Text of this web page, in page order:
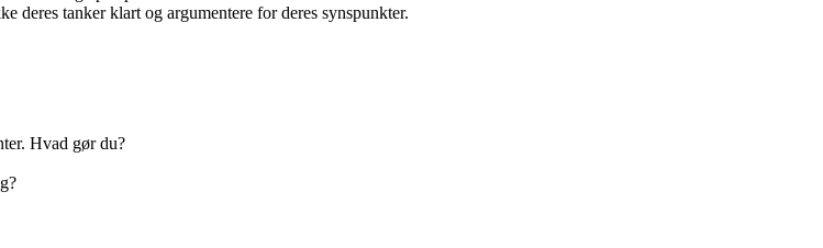
deres tanker klart og argumentere for deres synspunkter.
Hvad gør du?